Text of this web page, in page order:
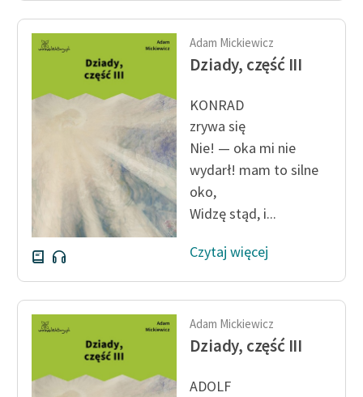
Adam Mickiewicz
Dziady, część III
KONRAD
zrywa się
Nie! — oka mi nie
wydarł! mam to silne
oko,
Widzę stąd, i...
Czytaj więcej
Adam Mickiewicz
Dziady, część III
ADOLF